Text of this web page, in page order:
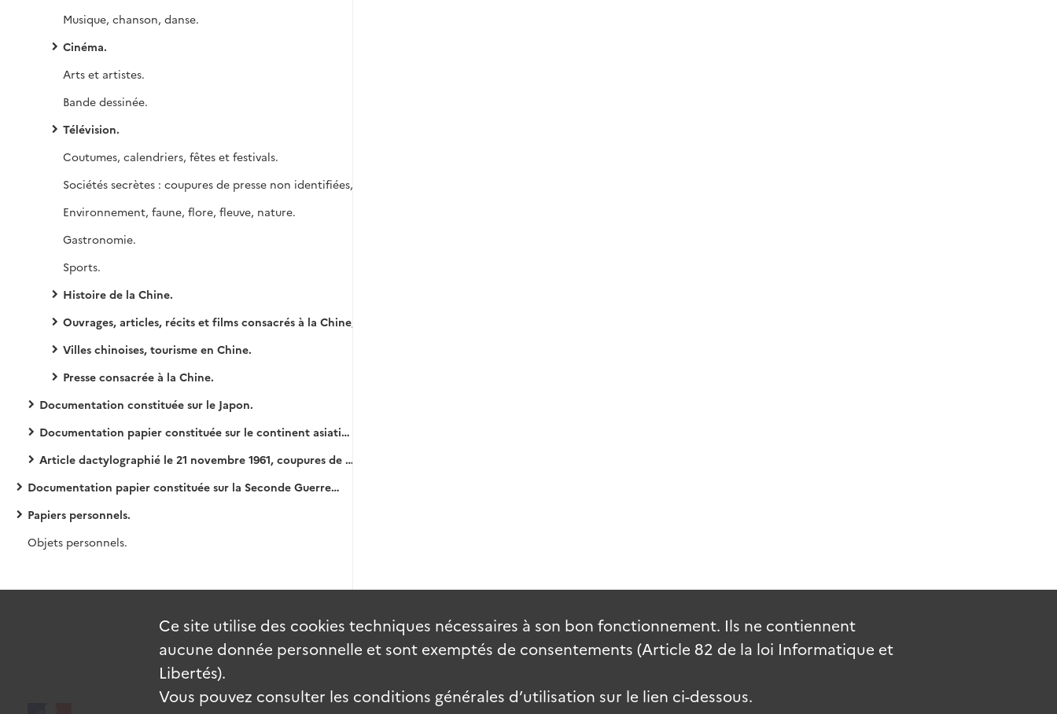
Musique, chanson, danse.
Cinéma.
Arts et artistes.
Bande dessinée.
Télévision.
Coutumes, calendriers, fêtes et festivals.
Environnement, faune, flore, fleuve, nature.
Gastronomie.
Sports.
Histoire de la Chine.
Ouvrages, articles, récits et films consacrés à la Chine, fictions.
Villes chinoises, tourisme en Chine.
Presse consacrée à la Chine.
Documentation constituée sur le Japon.
Documentation papier constituée sur le continent asiatique en général et les pays autres que la Chine et le Japon.
Article dactylographié le 21 novembre 1961, coupures de presse américaine, hongkongaise, indonésienne, française, japonaise, malaise. Communiqués de presse Antara/AFP, carte de l'Asie du Sud-Est.
Documentation papier constituée sur la Seconde Guerre Mondiale et ses suites.
Papiers personnels.
Objets personnels.
Ce site utilise des cookies techniques nécessaires à son bon fonctionnement. Ils ne contiennent
aucune donnée personnelle et sont exemptés de consentements (Article 82 de la loi Informatique et
Libertés).
Vous pouvez consulter les conditions générales d’utilisation sur le lien ci-dessous.